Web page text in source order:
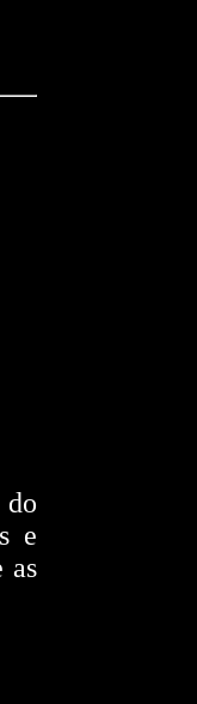
e
as